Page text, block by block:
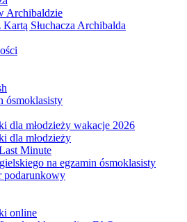
Archibaldzie
Słuchacza Archibalda
ósmoklasisty
dla młodzieży wakacje 2026
dla młodzieży
Minute
na egzamin ósmoklasisty
podarunkowy
online